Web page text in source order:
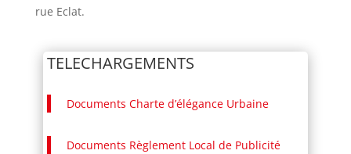
rue Eclat.
TELECHARGEMENTS
Documents Charte d’élégance Urbaine
Documents Règlement Local de Publicité